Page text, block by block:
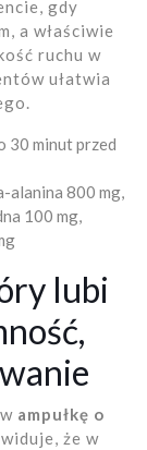
gdy
a właściwie
ruchu w
ułatwia
30 minut przed
alanina 800 mg,
100 mg,
lubi
ampułkę o
że w